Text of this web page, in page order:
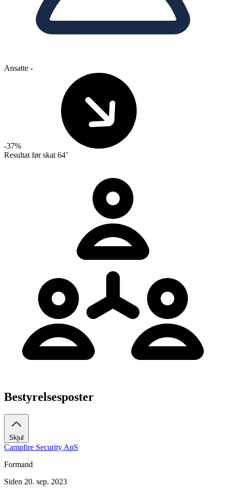
Ansatte -
-37%
Resultat før skat 64’
Bestyrelsesposter
Skjul
Campfire Security ApS
Formand
Siden 20. sep. 2023